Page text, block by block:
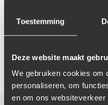
Toestemming
Deze website maakt
We gebruiken cookies om
personaliseren, om
en om ons